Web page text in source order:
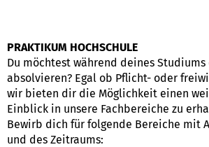
PRAKTIKUM HOCHSCHULE
Du möchtest während deines
absolvieren? Egal ob Pflicht- oder
wir bieten dir die Möglichkeit einen
Einblick in unsere Fachbereiche zu
Bewirb dich für folgende Bereiche mit
und des Zeitraums: